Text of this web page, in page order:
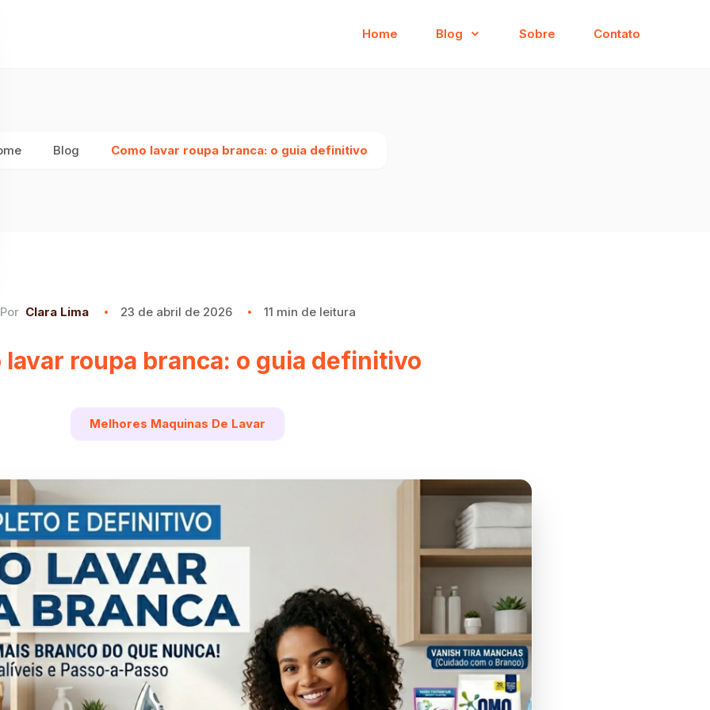
Home Blog Sobre Contato
Blog Como lavar roupa branca: o guia definitivo
Por Clara Lima 23 de abril de 2026 11 min de leitura
lavar roupa branca: o guia definitivo
Melhores Maquinas De Lavar